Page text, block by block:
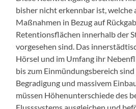
bisher nicht erkennbar ist, welche
Maßnahmen in Bezug auf
Retentionsflächen innerhalb der
vorgesehen sind. Das
Hörsel und im Umfang ihr
bis zum Einmündungsbereich
Begradigung und massivem
müssen Höhenunterschiede des